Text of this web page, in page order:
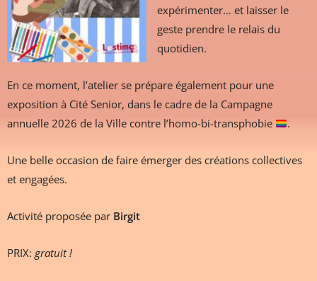
expérimenter… et laisser le
geste prendre le relais du
quotidien.
En ce moment, l’atelier se prépare également pour une
exposition à Cité Senior, dans le cadre de la Campagne
annuelle 2026 de la Ville contre l’homo-bi-transphobie
.
Une belle occasion de faire émerger des créations collectives
et engagées.
Activité proposée par Birgit
PRIX: gratuit !